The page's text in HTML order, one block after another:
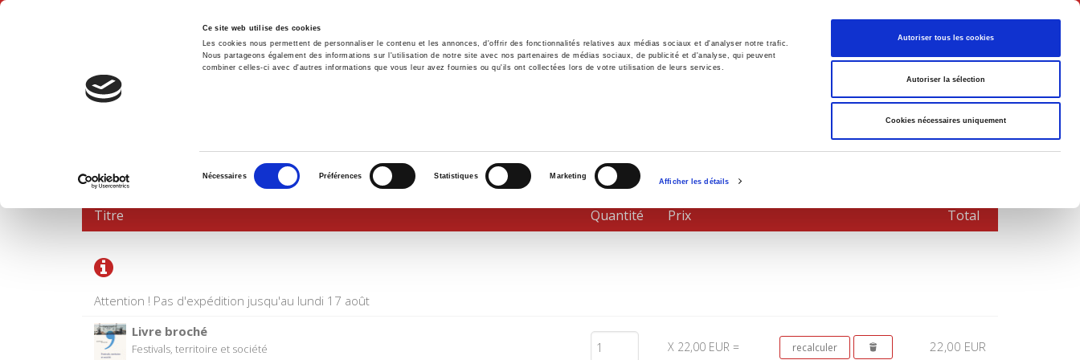
Ce site web utilise des cookies
Les cookies nous permettent de personnaliser le contenu et les annonces, d'offrir des fonctionnalités relatives aux médias sociaux et d'analyser notre trafic.
Nous partageons également des informations sur l'utilisation de notre site avec nos partenaires de médias sociaux, de publicité et d'analyse, qui peuvent
combiner celles-ci avec d'autres informations que vous leur avez fournies ou qu'ils ont collectées lors de votre utilisation de leurs services.
consentement
Nécessaires Préférences Statistiques Marketing
Afficher les détails
Autoriser tous les cookies
Autoriser la sélection
Cookies nécessaires uniquement
Français
Accueil Environnement Histoire International
PANIER D'ACHATS
Attention ! Pas d'expédition jusqu'au lundi 17 août
Titre Quantité Prix Total
Livre broché
Festivals, territoire et société X 22,00 EUR = 22,00 EUR